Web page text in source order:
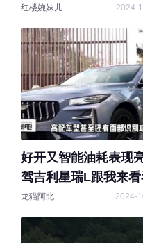
格合适吗
红楼婉妹儿 2024-
好开又智能油耗表现
驾吉利星瑞L跟我来
龙猫阿北 2024-